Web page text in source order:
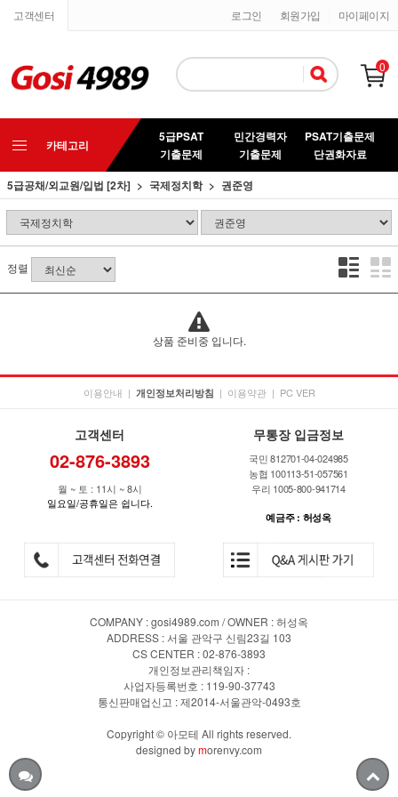
고객센터 마이페이지
회원가입
로그인
0
카테고리
5급PSAT
기출문제
민간경력자
기출문제
PSAT기출문제
단권화자료
5급공채/외교원/입법 [2차]
국제정치학 권준영
정렬
상품 준비중 입니다.
이용안내 | 개인정보처리방침 | 이용약관 | PC VER
고객센터
02-876-3893
월 ~ 토 : 11시 ~ 8시
일요일/공휴일은 쉽니다.
무통장 입금정보
국민 812701-04-024985
농협 100113-51-057561
우리 1005-800-941714
예금주 : 허성옥
COMPANY : gosi4989.com / OWNER : 허성옥
ADDRESS : 서울 관악구 신림23길 103
CS CENTER : 02-876-3893
개인정보관리책임자 :
사업자등록번호 : 119-90-37743
통신판매업신고 : 제2014-서울관악-0493호
Copyright © 아모테 All rights reserved.
designed bymorenvy.com